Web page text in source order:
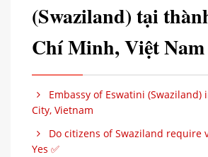
(Swaziland) tại
Chí Minh, Việt Nam
Embassy of Eswatini (Swaziland)
City, Vietnam
Do citizens of Swaziland require
Yes ✅